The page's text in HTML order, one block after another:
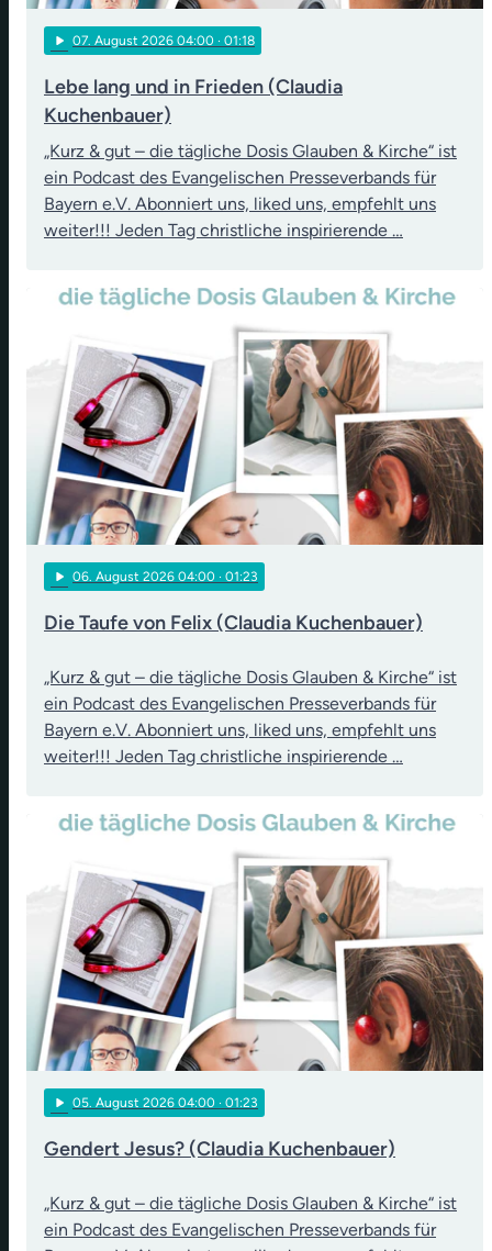
play_arrow 07. August 2026 04:00 · 01:18
Lebe lang und in Frieden (Claudia
Kuchenbauer)
„Kurz & gut – die tägliche Dosis Glauben & Kirche“ ist
ein Podcast des Evangelischen Presseverbands für
Bayern e.V. Abonniert uns, liked uns, empfehlt uns
weiter!!! Jeden Tag christliche inspirierende …
play_arrow 06. August 2026 04:00 · 01:23
Die Taufe von Felix (Claudia Kuchenbauer)
„Kurz & gut – die tägliche Dosis Glauben & Kirche“ ist
ein Podcast des Evangelischen Presseverbands für
Bayern e.V. Abonniert uns, liked uns, empfehlt uns
weiter!!! Jeden Tag christliche inspirierende …
play_arrow 05. August 2026 04:00 · 01:23
Gendert Jesus? (Claudia Kuchenbauer)
„Kurz & gut – die tägliche Dosis Glauben & Kirche“ ist
ein Podcast des Evangelischen Presseverbands für